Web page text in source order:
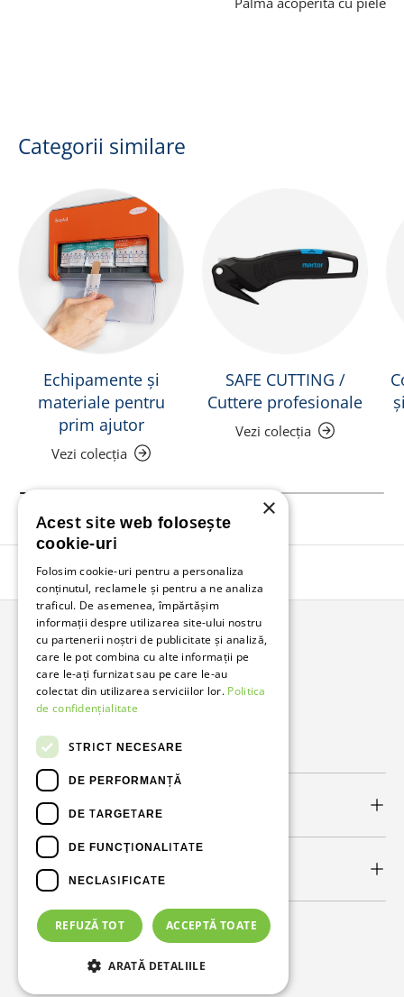
Categorii similare
Echipamente și
materiale pentru
prim ajutor
Vezi colecția
SAFE CUTTING /
Cuttere profesionale
Vezi colecția
Înapoi în sus
Bunzl Romania
Soluții complete pentru afacerea ta.
FacebookLinkedIn
Link-uri utile
Newsletter
Metode de plată acceptate
Bunzl Romania.
×
Acest site web folosește
cookie-uri
Folosim cookie-uri pentru a personaliza
conținutul, reclamele și pentru a ne analiza
traficul. De asemenea, împărtășim
informații despre utilizarea site-ului nostru
cu partenerii noștri de publicitate și analiză,
care le pot combina cu alte informații pe
care le-ați furnizat sau pe care le-au
colectat din utilizarea serviciilor lor. Politica
de confidențialitate
STRICT NECESARE
DE PERFORMANȚĂ
DE TARGETARE
DE FUNCŢIONALITATE
NECLASIFICATE
ACCEPTĂ TOATE
REFUZĂ TOT
ARATĂ DETALIILE